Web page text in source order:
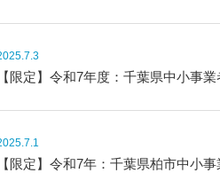
【限定】令和7年度：千葉県中小事
【限定】令和7年：千葉県柏市中小